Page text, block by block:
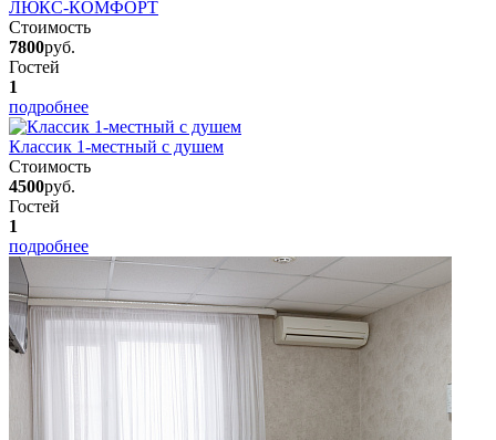
ЛЮКС-КОМФОРТ
Стоимость
7800руб.
Гостей
1
подробнее
Классик 1-местный с душем
Стоимость
4500руб.
Гостей
1
подробнее